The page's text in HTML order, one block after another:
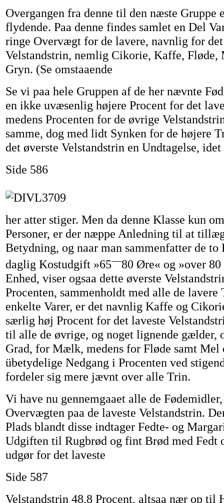
Overgangen fra denne til den næste Gruppe
flydende. Paa denne findes samlet en Del
ringe Overvægt for de lavere, navnlig for
Velstandstrin, nemlig Cikorie, Kaffe,
Gryn. (Se omstaaende
Se vi paa hele Gruppen af de her nævnte
en ikke uvæsenlig højere Procent for det
medens Procenten for de øvrige
samme, dog med lidt Synken for de højere
det øverste Velstandstrin en Undtagelse, idet
Side 586
her atter stiger. Men da denne Klasse kun
Personer, er der næppe Anledning til at
Betydning, og naar man sammenfatter de to
daglig Kostudgift »65—80 Øre« og »over
Enhed, viser ogsaa dette øverste
Procenten, sammenholdt med alle de lavere
enkelte Varer, er det navnlig Kaffe og
særlig høj Procent for det laveste
til alle de øvrige, og noget lignende gælder,
Grad, for Mælk, medens for Fløde samt Mel
übetydelige Nedgang i Procenten ved
fordeler sig mere jævnt over alle Trin.
Vi have nu gennemgaaet alle de
Overvægten paa de laveste Velstandstrin.
Plads blandt disse indtager Fedte- og
Udgiften til Rugbrød og fint Brød med Fedt
udgør for det laveste
Side 587
Velstandstrin 48,8 Procent, altsaa nær op til